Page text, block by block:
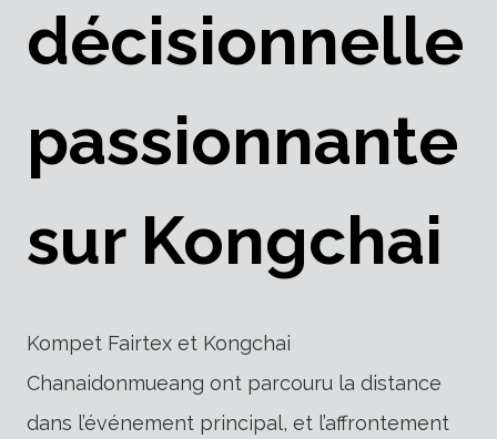
décisionnelle
passionnante
sur Kongchai
Kompet Fairtex et Kongchai
Chanaidonmueang ont parcouru la distance
dans l’événement principal, et l’affrontement